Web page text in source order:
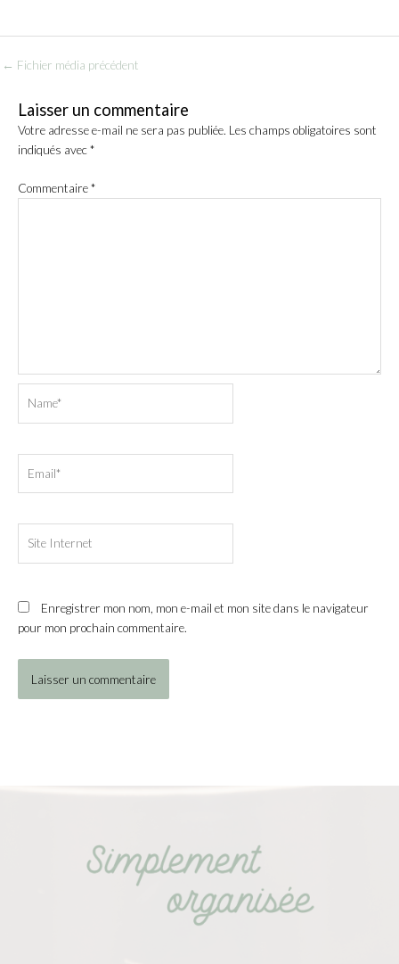
← Fichier média précédent
Laisser un commentaire
Votre adresse e-mail ne sera pas publiée. Les champs obligatoires sont
indiqués avec*
Commentaire*
Internet
Enregistrer mon nom, mon e-mail et mon site dans le navigateur
pour mon prochain commentaire.